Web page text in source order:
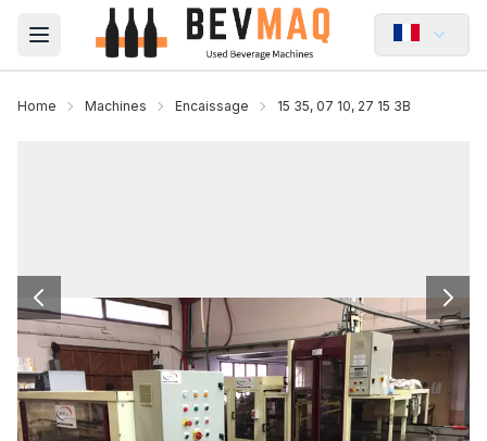
Open main menu
Home Machines Encaissage 15 35, 07 10, 27 15 3B